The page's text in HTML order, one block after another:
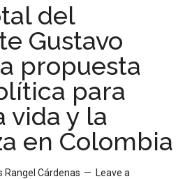
del
Gustavo
propuesta
para
vida y la
en Colombia
Rangel Cárdenas
Leave a